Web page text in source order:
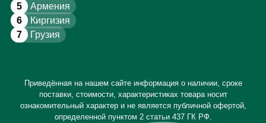
5 Армения
6 Киргизия
7 Грузия
Приведённая на нашем сайте информация о наличии, сроке
поставки, стоимости, характеристиках товара носит
ознакомительный характер и не является публичной офертой,
определенной пунктом 2 статьи 437 ГК РФ.